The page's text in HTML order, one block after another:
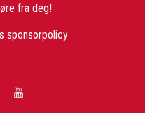
fra deg!
sponsorpolicy